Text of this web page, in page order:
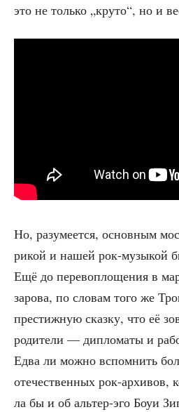
это не толь­ко „кру­то“, но и
Но, разу­ме­ет­ся, основ­ным
ри­кой и нашей рок-музы­кой
Ещё до пере­во­пло­ще­ния в
за­ро­ва, по сло­вам того же
пре­стиж­ную сказ­ку, что её
роди­те­ли — дипло­ма­ты и
Едва ли мож­но вспом­нить
оте­че­ствен­ных рок-архи­вов,
ла бы и об аль­тер-эго Боуи